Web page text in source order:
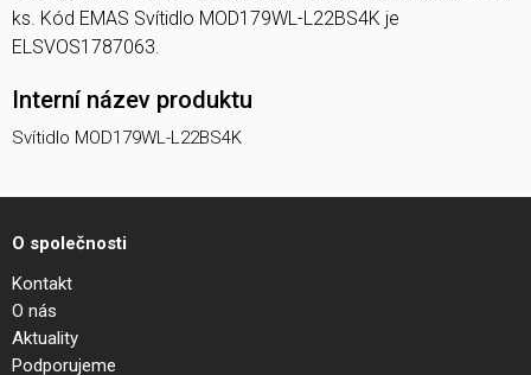
ks. Kód EMAS Svítidlo MOD179WL-L22BS4K je
ELSVOS1787063.
Interní název produktu
Svítidlo MOD179WL-L22BS4K
O společnosti
Kontakt
O nás
Aktuality
Podporujeme